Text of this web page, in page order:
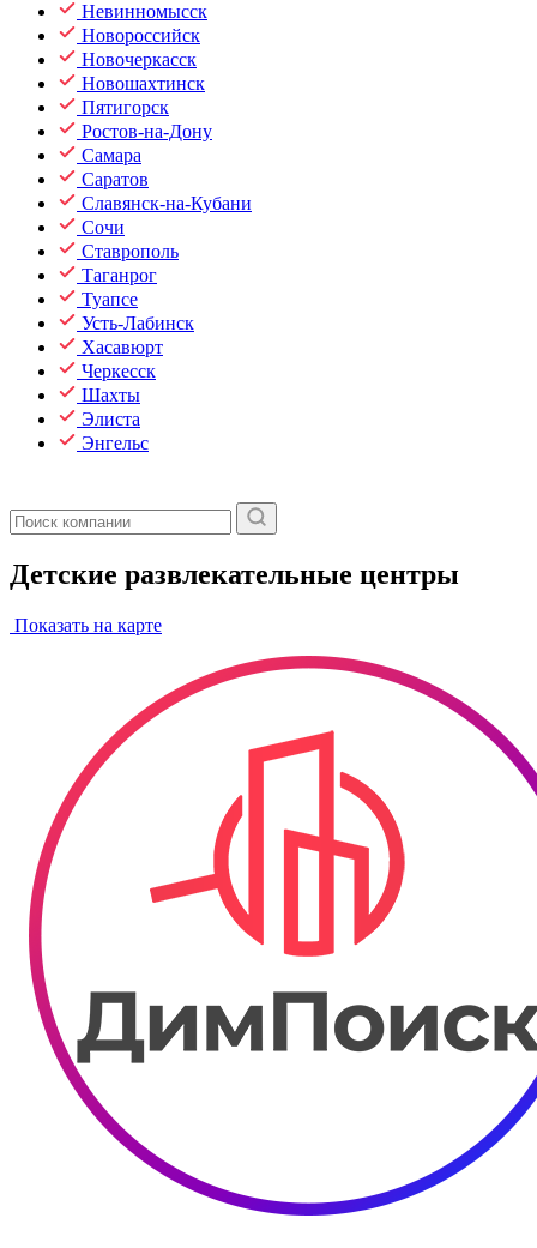
Невинномысск
Новороссийск
Новочеркасск
Новошахтинск
Пятигорск
Ростов-на-Дону
Самара
Саратов
Славянск-на-Кубани
Сочи
Ставрополь
Таганрог
Туапсе
Усть-Лабинск
Хасавюрт
Черкесск
Шахты
Элиста
Энгельс
Детские развлекательные центры
Показать на карте